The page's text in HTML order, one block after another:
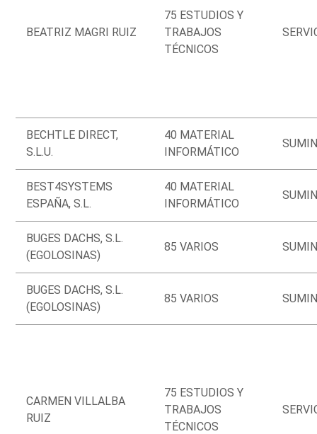
BEATRIZ MAGRI RUIZ
75 ESTUDIOS Y
TRABAJOS
TÉCNICOS
BECHTLE DIRECT,
S.L.U.
40 MATERIAL
INFORMÁTICO
BEST4SYSTEMS
ESPAÑA, S.L.
40 MATERIAL
INFORMÁTICO
BUGES DACHS, S.L.
(EGOLOSINAS)
85 VARIOS
BUGES DACHS, S.L.
(EGOLOSINAS)
85 VARIOS
CARMEN VILLALBA
RUIZ
75 ESTUDIOS Y
TRABAJOS
TÉCNICOS